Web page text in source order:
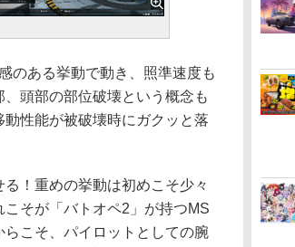
のある挙動で動き、照準速度も
頭部の部位破壊という概念も
性能が被破壊時にガクッと落
！重めの挙動は初めこそ少々
そが「バトオペ2」が持つMS
こそ、パイロットとしての腕